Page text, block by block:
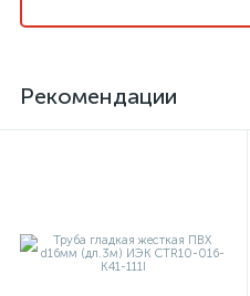
Рекомендации